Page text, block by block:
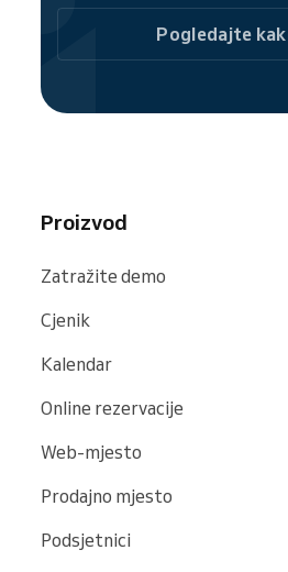
Kao dio Reservio zajednice,
Pogledajte
Proizvod
Zatražite demo
Cjenik
Kalendar
Online rezervacije
Web-mjesto
Prodajno mjesto
Podsjetnici